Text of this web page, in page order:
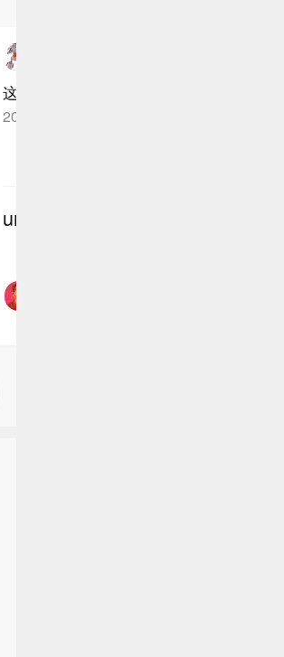
这些朴实的力量被真正激发，每一座小
2026-06-15
undefined